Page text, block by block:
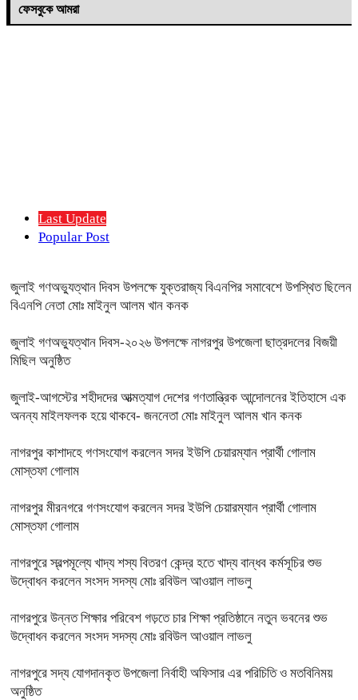
ফেসবুকে আমরা
Last Update
Popular Post
জুলাই গণঅভ্যুত্থান দিবস উপলক্ষে যুক্তরাজ্য বিএনপির সমাবেশে উপস্থিত ছিলেন
বিএনপি নেতা মোঃ মাইনুল আলম খান কনক
জুলাই গণঅভ্যুত্থান দিবস-২০২৬ উপলক্ষে নাগরপুর উপজেলা ছাত্রদলের বিজয়ী
মিছিল অনুষ্ঠিত
জুলাই-আগস্টের শহীদদের আত্মত্যাগ দেশের গণতান্ত্রিক আন্দোলনের ইতিহাসে এক
অনন্য মাইলফলক হয়ে থাকবে- জননেতা মোঃ মাইনুল আলম খান কনক
নাগরপুর কাশাদহে গণসংযোগ করলেন সদর ইউপি চেয়ারম্যান প্রার্থী গোলাম
মোস্তফা গোলাম
নাগরপুর মীরনগরে গণসংযোগ করলেন সদর ইউপি চেয়ারম্যান প্রার্থী গোলাম
মোস্তফা গোলাম
নাগরপুরে স্বল্পমূল্যে খাদ্য শস্য বিতরণ কেন্দ্র হতে খাদ্য বান্ধব কর্মসূচির শুভ
উদ্বোধন করলেন সংসদ সদস্য মোঃ রবিউল আওয়াল লাভলু
নাগরপুরে উন্নত শিক্ষার পরিবেশ গড়তে চার শিক্ষা প্রতিষ্ঠানে নতুন ভবনের শুভ
উদ্বোধন করলেন সংসদ সদস্য মোঃ রবিউল আওয়াল লাভলু
নাগরপুরে সদ্য যোগদানকৃত উপজেলা নির্বাহী অফিসার এর পরিচিতি ও মতবিনিময়
অনুষ্ঠিত